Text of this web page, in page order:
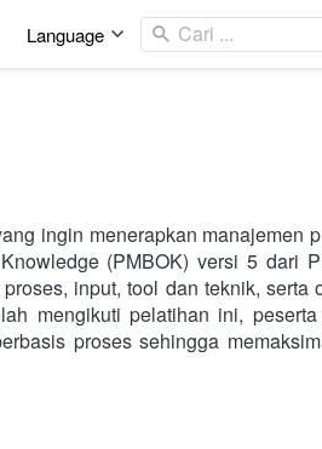
Language Cari ...
ingin menerapkan manajemen
(PMBOK) versi 5 dari
input, tool dan teknik, serta
mengikuti pelatihan ini,
proses sehingga